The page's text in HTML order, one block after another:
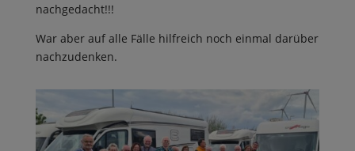
nachgedacht!!!
War aber auf alle Fälle hilfreich noch einmal darüber
nachzudenken.